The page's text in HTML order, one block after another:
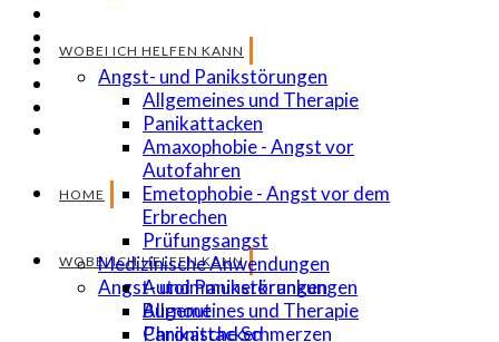
HOME
WOBEI ICH HELFEN KANN
Angst- und Panikstörungen
Allgemeines und Therapie
Panikattacken
WOBEI ICH HELFEN KANN
Angst- und Panikstörungen
Allgemeines und Therapie
Panikattacken
Amaxophobie - Angst vor
Autofahren
Emetophobie - Angst vor dem
Erbrechen
Prüfungsangst
Medizinische Anwendungen
Autoimmunerkrankungen
Burnout
Chronische Schmerzen